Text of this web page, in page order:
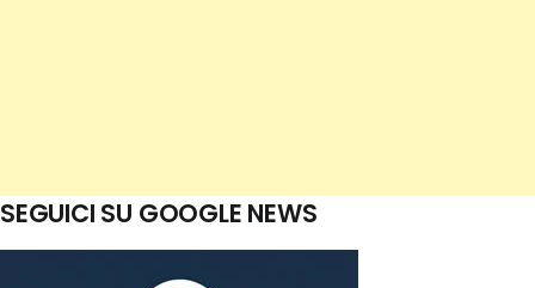
SEGUICI SU GOOGLE NEWS